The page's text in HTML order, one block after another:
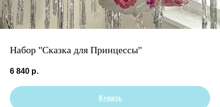
Набор "Сказка для Принцессы"
6 840 р.
Купить